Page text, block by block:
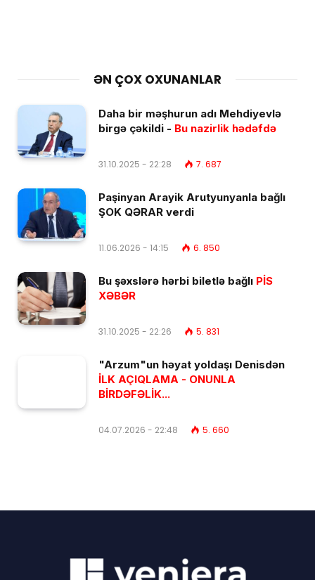
ƏN ÇOX OXUNANLAR
Daha bir məşhurun adı Mehdiyevlə
birgə çəkildi - Bu nazirlik hədəfdə
31.10.2025 - 22:28 7. 687
Paşinyan Arayik Arutyunyanla bağlı
ŞOK QƏRAR verdi
11.06.2026 - 14:15 6. 850
Bu şəxslərə hərbi biletlə bağlı PİS
XƏBƏR
31.10.2025 - 22:26 5. 831
"Arzum"un həyat yoldaşı Denisdən
İLK AÇIQLAMA - ONUNLA
BİRDƏFƏLİK...
04.07.2026 - 22:48 5. 660